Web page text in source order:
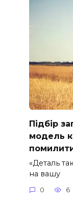
Підбір
модель
«Деталь
на вашу
0 6